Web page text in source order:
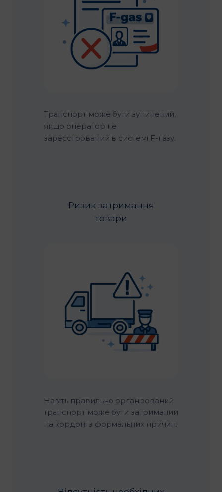
Транспорт може бути зупинений,
якщо оператор не
зареєстрований в системі F-газу.
Ризик затримання
товари
Навіть правильно організований
транспорт може бути затриманий
на кордоні з формальних причин.